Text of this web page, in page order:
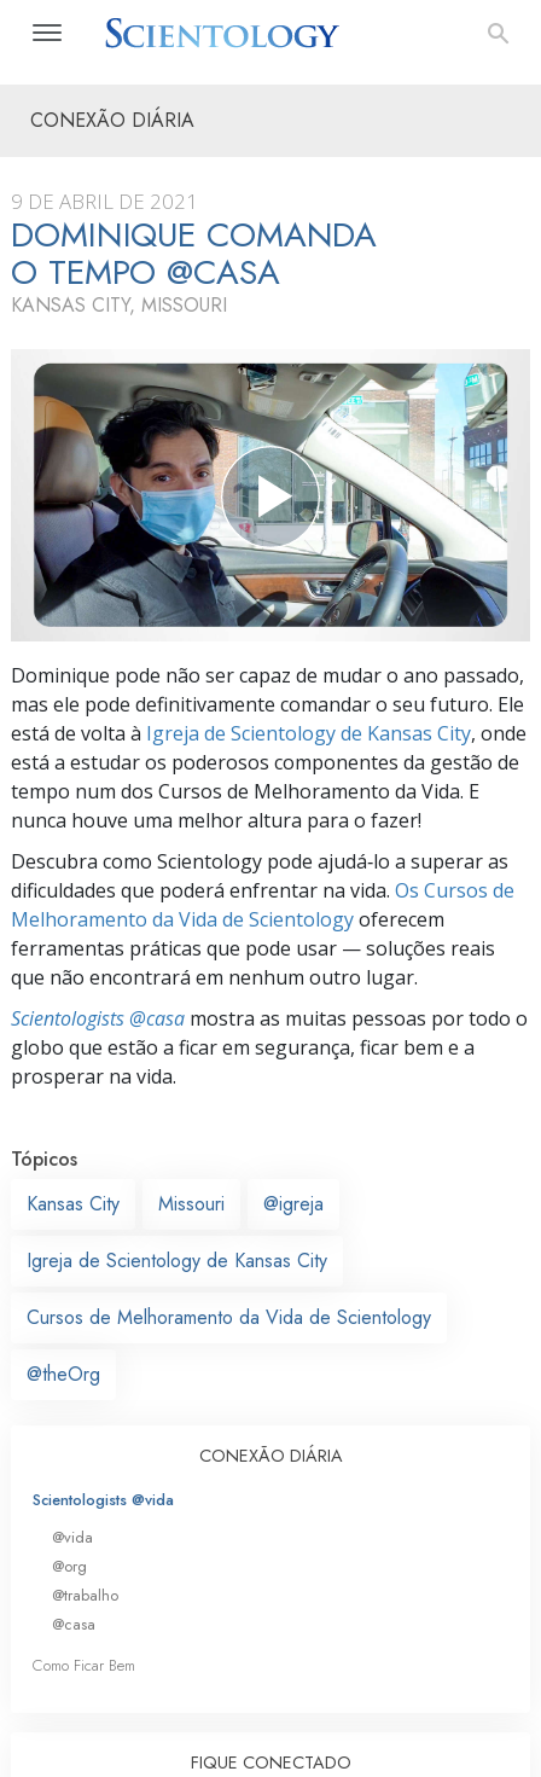
CONEXÃO DIÁRIA
9 DE ABRIL DE 2021
DOMINIQUE COMANDA
O TEMPO @CASA
KANSAS CITY, MISSOURI
Dominique pode não ser capaz de mudar o ano passado,
mas ele pode definitivamente comandar o seu futuro. Ele
está de volta à Igreja de Scientology de Kansas City, onde
está a estudar os poderosos componentes da gestão de
tempo num dos Cursos de Melhoramento da Vida. E
nunca houve uma melhor altura para o fazer!
Descubra como Scientology pode ajudá‑lo a superar as
dificuldades que poderá enfrentar na vida. Os Cursos de
Melhoramento da Vida de Scientologyoferecem
ferramentas práticas que pode usar — soluções reais
que não encontrará em nenhum outro lugar.
Scientologists @casa mostra as muitas pessoas por todo o
globo que estão a ficar em segurança, ficar bem e a
prosperar na vida.
Tópicos
Kansas City
Missouri @igreja
Igreja de Scientology de Kansas City
Cursos de Melhoramento da Vida de Scientology
@theOrg
CONEXÃO DIÁRIA
Scientologists @vida
@vida
@org
@trabalho
@casa
Como Ficar Bem
FIQUE CONECTADO